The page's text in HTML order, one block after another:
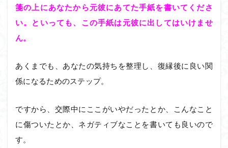
箋の上にあなたから元彼にあてた手紙を書いてくださ
い。 といっても、この手紙は元彼に出してはいけませ
ん。
あくまでも、あなたの気持ちを整理し、復縁後に良い関
係になるためのステップ。
ですから、交際中にここがいやだったとか、こんなこと
に傷ついたとか、ネガティブなことを書いても良いので
す。